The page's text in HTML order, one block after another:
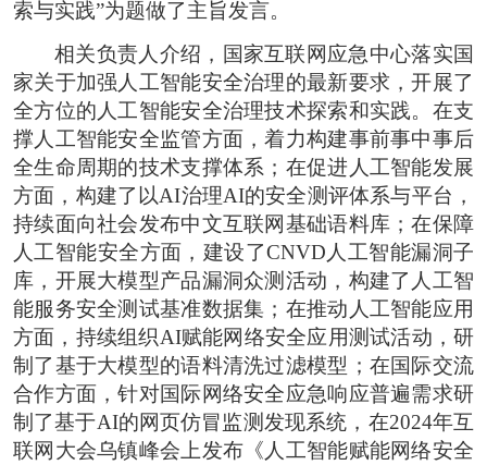
索与实践”为题做了主旨发言。
相关负责人介绍，国家互联网应急中心落实国
家关于加强人工智能安全治理的最新要求，开展了
全方位的人工智能安全治理技术探索和实践。在支
撑人工智能安全监管方面，着力构建事前事中事后
全生命周期的技术支撑体系；在促进人工智能发展
方面，构建了以AI治理AI的安全测评体系与平台，
持续面向社会发布中文互联网基础语料库；在保障
人工智能安全方面，建设了CNVD人工智能漏洞子
库，开展大模型产品漏洞众测活动，构建了人工智
能服务安全测试基准数据集；在推动人工智能应用
方面，持续组织AI赋能网络安全应用测试活动，研
制了基于大模型的语料清洗过滤模型；在国际交流
合作方面，针对国际网络安全应急响应普遍需求研
制了基于AI的网页仿冒监测发现系统，在2024年互
联网大会乌镇峰会上发布《人工智能赋能网络安全